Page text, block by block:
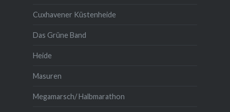
Cuxhavener Küstenheide
Das Grüne Band
Heide
Masuren
Megamarsch/ Halbmarathon